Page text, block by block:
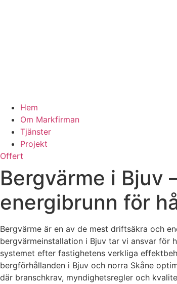
Hem
Om Markfirman
Tjänster
Projekt
Offert
Bergvärme i Bjuv
energibrunn för
Bergvärme är en av de mest driftsäkra och
bergvärmeinstallation i Bjuv tar vi ansvar för
systemet efter fastighetens verkliga
bergförhållanden i Bjuv och norra Skåne
där branschkrav, myndighetsregler och